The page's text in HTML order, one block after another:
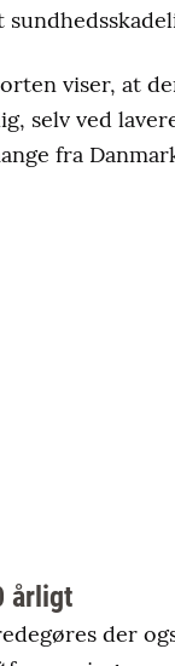
viser, at
selv ved
fra
årligt
der